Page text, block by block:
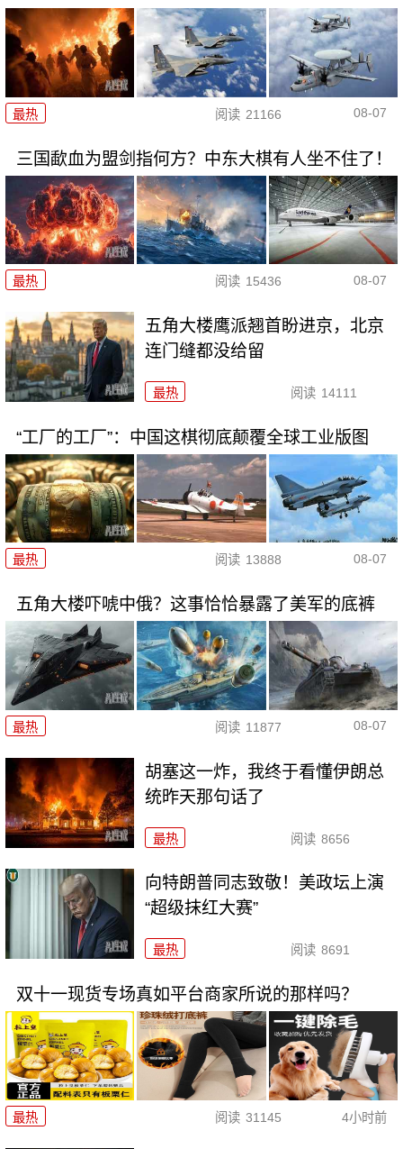
最热 阅读 21166 08-07
三国歃血为盟剑指何方？中东大棋有人坐不住了！
最热 阅读 15436 08-07
五角大楼鹰派翘首盼进京，北京
连门缝都没给留
最热 阅读 14111
“工厂的工厂”：中国这棋彻底颠覆全球工业版图
最热 阅读 13888 08-07
五角大楼吓唬中俄？这事恰恰暴露了美军的底裤
最热 阅读 11877 08-07
胡塞这一炸，我终于看懂伊朗总
统昨天那句话了
最热 阅读 8656
向特朗普同志致敬！美政坛上演
“超级抹红大赛”
最热 阅读 8691
双十一现货专场真如平台商家所说的那样吗？
最热 阅读 31145 4小时前